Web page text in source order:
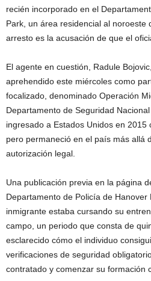
recién incorporado en el
Park, un área residencial al noroeste
arresto es la acusación de que el
El agente en cuestión, Radule
aprehendido este miércoles como
focalizado, denominado Operación
Departamento de Seguridad
ingresado a Estados Unidos en 2015
pero permaneció en el país más allá
autorización legal.
Una publicación previa en la página
Departamento de Policía de Hanover
inmigrante estaba cursando su
campo, un periodo que consta de
esclarecido cómo el individuo
verificaciones de seguridad
contratado y comenzar su formación